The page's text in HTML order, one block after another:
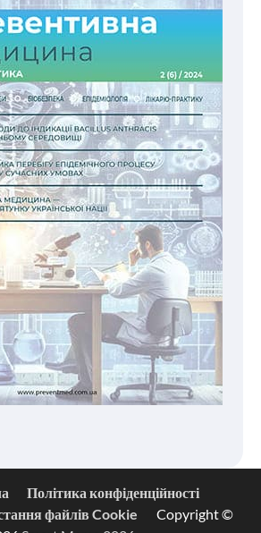
Політика конфіденційності
файлів Cookie
Copyright ©